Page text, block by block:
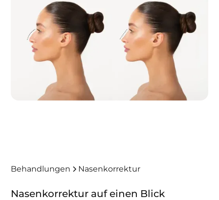
Behandlungen Nasenkorrektur
Nasenkorrektur auf einen Blick